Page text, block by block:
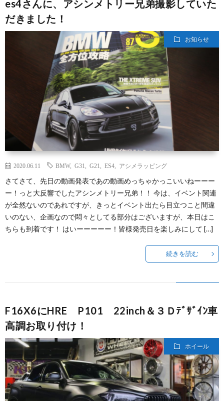
es4さんに、アシンメトリー兄弟撮影していた
だきました！
お知らせ
2020.06.11 BMW, G31 G21 ES4 アシメラッピング
さてさて、先日の動画発表であの動画めっちゃかっこいいねーーー
ー！っと大反響でしたアシンメトリー兄弟！！ 今は、イベント関連
が全然ないのであれですが、きっとイベント出たら目立つこと間違
いのない、企画なので悶々としてる部分はございますが、本日はこ
ちらも到着です！ はいーーーーー！皆様発売日を楽しみにして […]
続きを読む
F16X6にHRE P101 22inch＆３Ｄﾃﾞｻﾞｲﾝ車
高調お取り付け！
ホイール